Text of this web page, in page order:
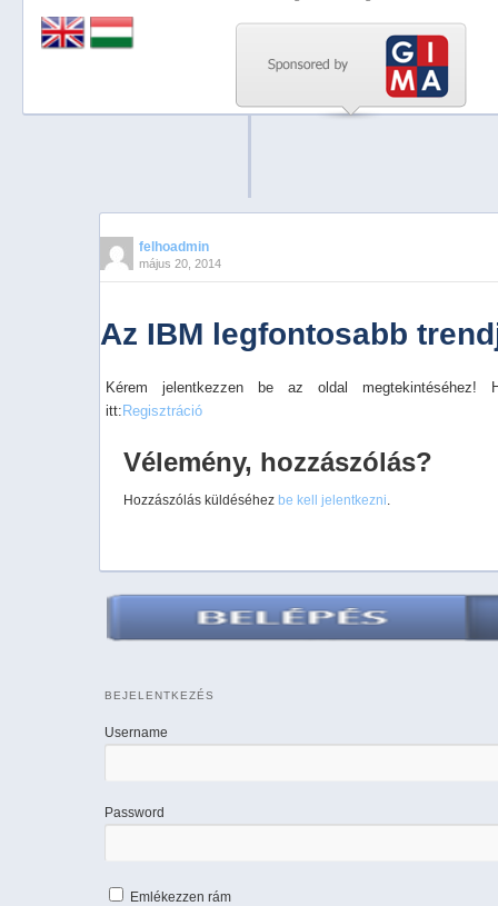
felhoadmin
május 20, 2014
Az IBM legfontosabb
Kérem jelentkezzen be az oldal megtekintéséhez!
itt: Regisztráció
Vélemény, hozzászólás?
Hozzászólás küldéséhez be kell jelentkezni.
BEJELENTKEZÉS
Username
Password
Emlékezzen rám